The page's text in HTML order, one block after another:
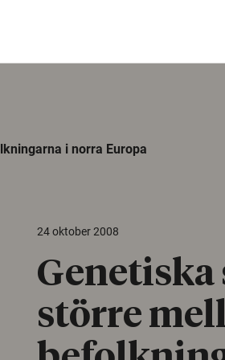
i norra Europa
24 oktober 2008
större